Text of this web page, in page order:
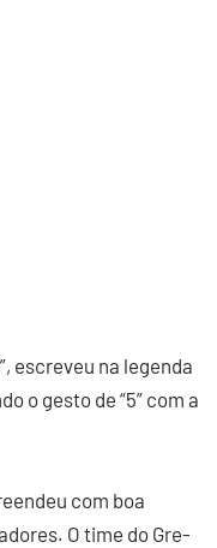
escreveu na legenda
o gesto de “5” com a
com boa
O time do Gre-